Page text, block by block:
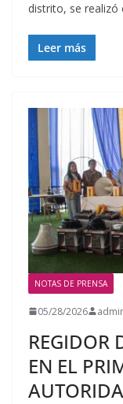
distrito, se realizó
Leer más
NOTAS DE PRENSA
05/28/2026
REGIDOR
EN EL